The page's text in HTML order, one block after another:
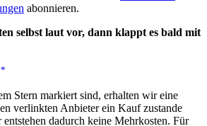
abonnieren.
selbst laut vor, dann klappt es bald mit
Stern markiert sind, erhalten wir eine
verlinkten Anbieter ein Kauf zustande
dadurch keine Mehrkosten. Für